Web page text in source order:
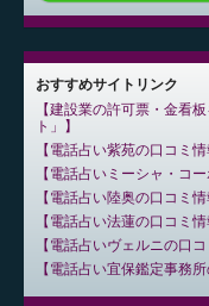
おすすめサイトリンク
建設業の許可票・金看
ト」
電話占い紫苑の口コミ情
電話占いミーシャ・コ
電話占い陸奥の口コミ情
電話占い法蓮の口コミ情
電話占いヴェルニの口
電話占い宜保鑑定事務